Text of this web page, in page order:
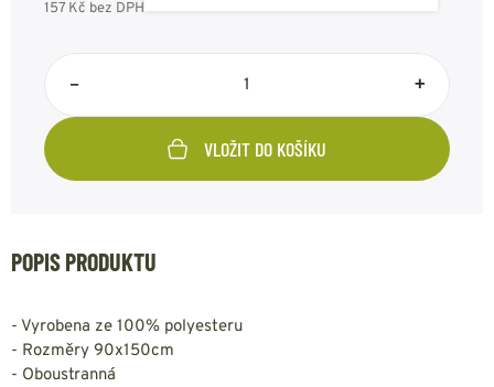
157 Kč bez DPH
– +
VLOŽIT DO KOŠÍKU
POPIS PRODUKTU
- Vyrobena ze 100% polyesteru
- Rozměry 90x150cm
- Oboustranná